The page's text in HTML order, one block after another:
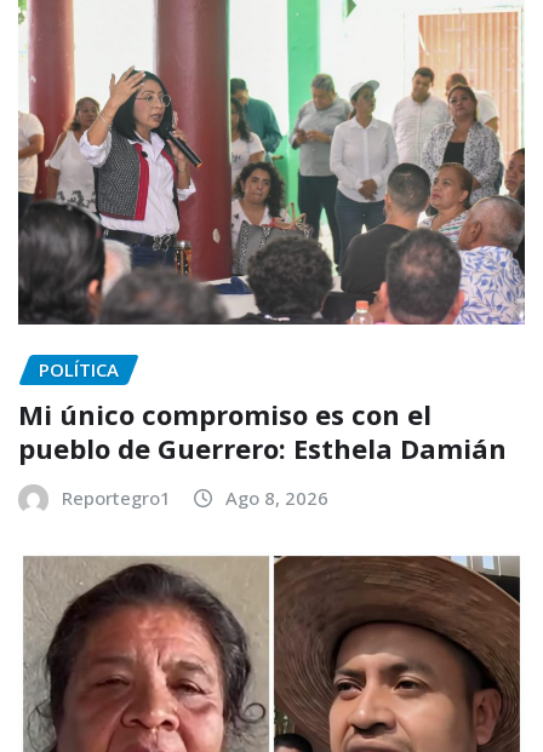
POLÍTICA
Mi único compromiso es con el
pueblo de Guerrero: Esthela Damián
Reportegro1 Ago 8, 2026